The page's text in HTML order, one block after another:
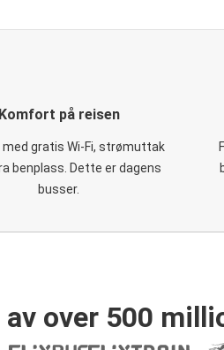
Komfort på reisen
med gratis Wi-Fi, strømuttak
benplass. Dette er dagens
busser.
over 500